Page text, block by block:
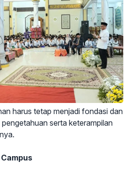
harus tetap menjadi fondasi dan
serta keterampilan